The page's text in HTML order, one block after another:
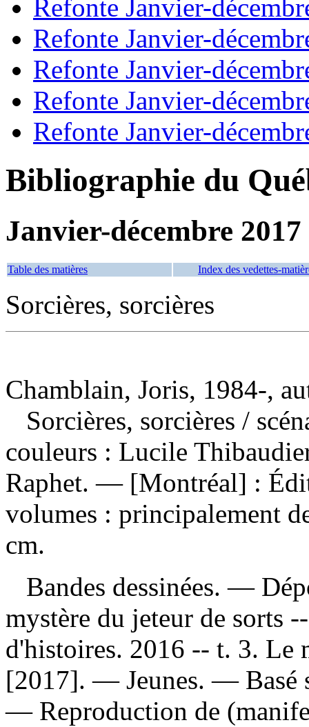
Refonte Janvier-
Refonte Janvier-
Refonte Janvier-
Refonte Janvier-
Refonte Janvier-
Bibliographie du
Janvier-décembre 2017
Table des matières Index des vedettes-
Sorcières, sorcières
Chamblain, Joris, 1984-,
Sorcières, sorcières /
couleurs : Lucile
Raphet. — [Montréal] :
volumes : principalement
cm.
Bandes dessinées. —
mystère du jeteur de sorts
d'histoires. 2016 -- t. 3. Le
[2017]. — Jeunes. —
— Reproduction de